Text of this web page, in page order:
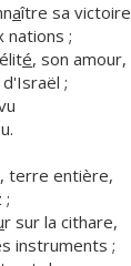
aître sa victoire
nations ;
é, son amour,
d'Israël ;
terre entière,
;
r sur la cithare,
instruments ;